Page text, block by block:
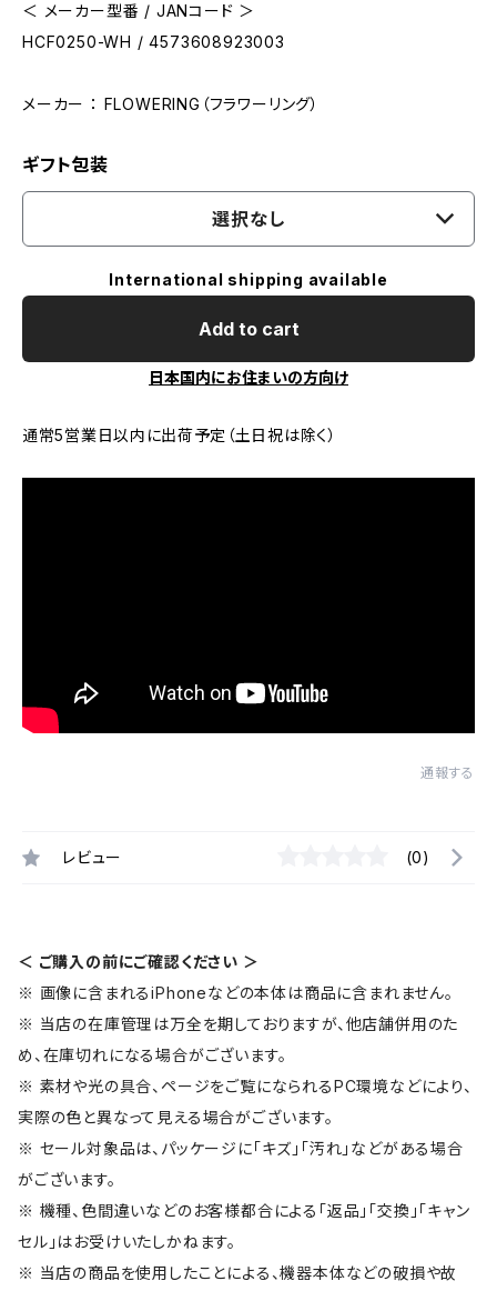
＜ メーカー型番 / JANコード ＞
HCF0250-WH / 4573608923003
メーカー ： FLOWERING（フラワーリング）
ギフト包装
選択なし
International shipping available
Add to cart
日本国内にお住まいの方向け
通常5営業日以内に出荷予定（土日祝は除く）
通報する
レビュー (0)
＜ ご購入の前にご確認ください ＞
※ 画像に含まれるiPhoneなどの本体は商品に含まれません。
※ 当店の在庫管理は万全を期しておりますが、他店舗併用のた
め、在庫切れになる場合がございます。
※ 素材や光の具合、ページをご覧になられるPC環境などにより、
実際の色と異なって見える場合がございます。
※ セール対象品は、パッケージに「キズ」「汚れ」などがある場合
がございます。
※ 機種、色間違いなどのお客様都合による「返品」「交換」「キャン
セル」はお受けいたしかねます。
※ 当店の商品を使用したことによる、機器本体などの破損や故